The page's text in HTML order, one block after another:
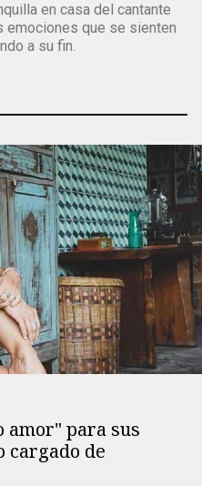
en casa del cantante
emociones que se sienten
a su fin.
amor" para sus
cargado de